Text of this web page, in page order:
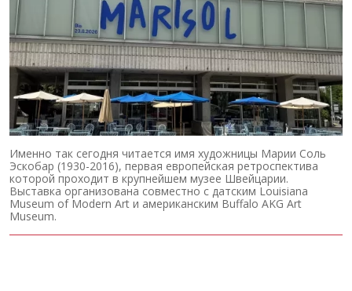
Именно так сегодня читается имя художницы Марии Соль
Эскобар (1930-2016), первая европейская ретроспектива
которой проходит в крупнейшем музее Швейцарии.
Выставка организована совместно с датским Louisiana
Museum of Modern Art и американским Buffalo AKG Art
Museum.